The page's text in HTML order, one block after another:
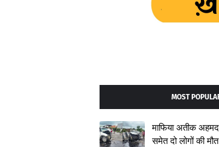
MOST
माफिया अतीक
समेत दो लोगों की मौत